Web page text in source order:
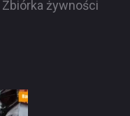
żywności